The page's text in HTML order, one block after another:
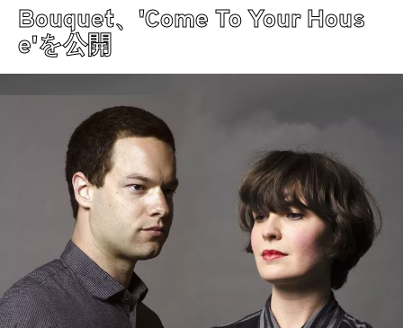
Bouquet、'Come To Your Hous
e'を公開